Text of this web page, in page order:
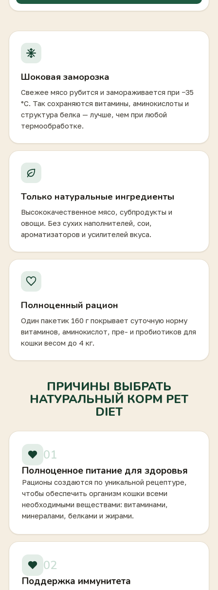
Шоковая заморозка
Свежее мясо рубится и замораживается при −35
°C. Так сохраняются витамины, аминокислоты и
структура белка — лучше, чем при любой
термообработке.
Только натуральные ингредиенты
Высококачественное мясо, субпродукты и
овощи. Без сухих наполнителей, сои,
ароматизаторов и усилителей вкуса.
Полноценный рацион
Один пакетик 160 г покрывает суточную норму
витаминов, аминокислот, пре- и пробиотиков для
кошки весом до 4 кг.
ПРИЧИНЫ ВЫБРАТЬ
НАТУРАЛЬНЫЙ КОРМ PET
DIET
01
Полноценное питание для здоровья
Рационы создаются по уникальной рецептуре,
чтобы обеспечить организм кошки всеми
необходимыми веществами: витаминами,
минералами, белками и жирами.
02
Поддержка иммунитета